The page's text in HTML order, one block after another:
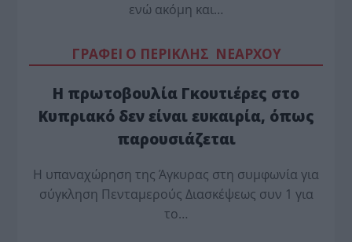
ενώ ακόμη και…
ΓΡΑΦΕΙ Ο ΠΕΡΙΚΛΗΣ ΝΕΑΡΧΟΥ
Η πρωτοβουλία Γκουτιέρες στο
Κυπριακό δεν είναι ευκαιρία, όπως
παρουσιάζεται
Η υπαναχώρηση της Άγκυρας στη συμφωνία για
σύγκληση Πενταμερούς Διασκέψεως συν 1 για
το…